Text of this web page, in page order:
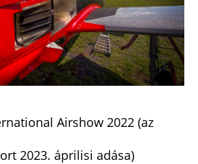
Airshow 2022 (az
2023. áprilisi adása)